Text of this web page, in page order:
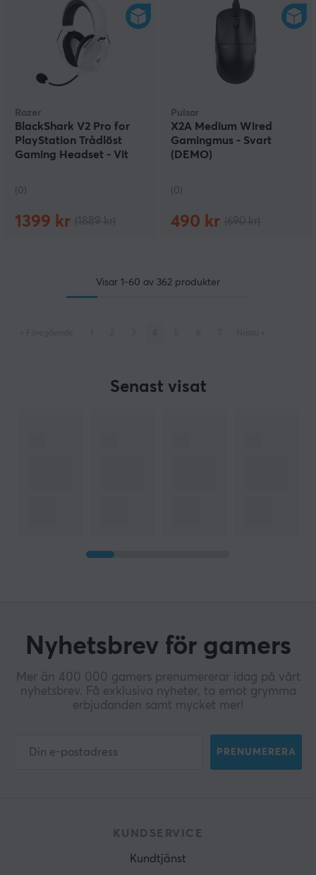
Razer
BlackShark V2 Pro for
PlayStation Trådlöst
Gaming Headset - Vit
(0)
1399 kr
Pulsar
X2A Medium Wired
Gamingmus - Svart
(DEMO)
(0)
490 kr
Visar 1-60 av 362 produkter
Senast visat
Nyhetsbrev för gamers
Mer än 400 000 gamers prenumererar idag på vårt
nyhetsbrev. Få exklusiva nyheter, ta emot grymma
erbjudanden samt mycket mer!
PRENUMERERA
KUNDSERVICE
Kundtjänst